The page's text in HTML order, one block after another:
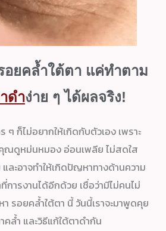
อยคล้ำใต้ตา แค่ทำตาม
ดำง่าย ๆ ได้ผลจริง!
ๆ ก็ไม่อยากให้เกิดกับตัวเอง เพราะ
คุณดูหม่นหมอง อ่อนเพลีย ไม่สดใส
ละอาจทำให้เกิดปัญหาทางด้านความ
ารงานได้อีกด้วย เชื่อว่ามีไม่คนไม่
รอยคล้ำใต้ตา นี้ วันนี้เราจะมาพูดคุย
คล้ำ และวิธีแก้ใต้ตาดำกัน